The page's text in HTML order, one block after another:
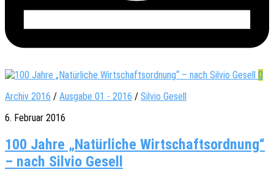
0
Archiv 2016 / Ausgabe 01 - 2016 / Silvio Gesell
6. Februar 2016
100 Jahre „Natür­li­che Wirt­schafts­ord­nung“
– nach Sil­vio Gesell